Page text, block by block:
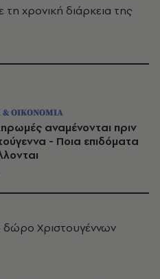
χρονική διάρκεια της
& ΟΙΚΟΝΟΜΙΑ
αναμένονται πριν
- Ποια επιδόματα
δώρο Χριστουγέννων